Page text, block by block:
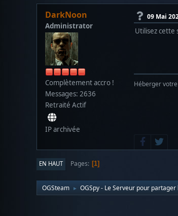
DarkNoon
Administrator
Complètement accro !
Messages: 2636
Retraité Actif
IP archivée
09 Mai
Utilisez cette
Héberger votre
EN HAUT Pages 1
OGSteam ► OGSpy - Le Serveur pour